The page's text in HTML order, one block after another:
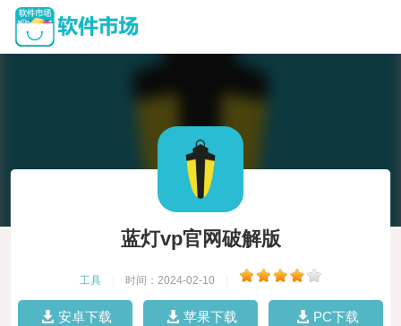
蓝灯vp官网破解版
工具 时间：2024-02-10
安卓下载 苹果下载 PC下载